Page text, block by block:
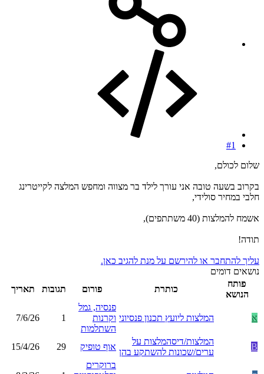
#1
שלום לכולם,
בקרוב בשעה טובה אני עורך לילד בר מצווה ומחפש המלצה לקייטרינג
חלבי במחיר סולידי,
אשמח להמלצות (40 משתתפים),
תודה!
עליך להתחבר או להירשם על מנת להגיב כאן.
נושאים דומים
פותח
הנושא
כותרת פורום תגובות תאריך
א המלצות ליועץ תכנון פנסיוני
פנסיה, גמל
וקרנות
השתלמות
1
7/6/26
B
המלצות/דיסהמלצות על
ערים/שכונות להשתקע בהן
אוף טופיק 29
15/4/26
ברוקרים